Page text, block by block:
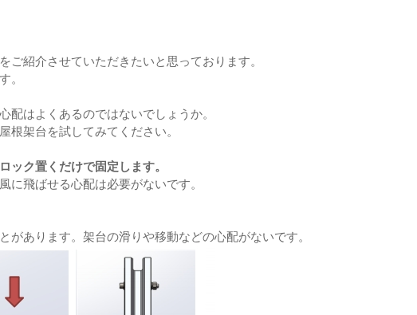
をご紹介させていただきたいと思っております。
。
配はよくあるのではないでしょうか。
根架台を試してみてください。
ック置くだけで固定します。
に飛ばせる心配は必要がないです。
があります。 架台の滑りや移動などの心配がないです。